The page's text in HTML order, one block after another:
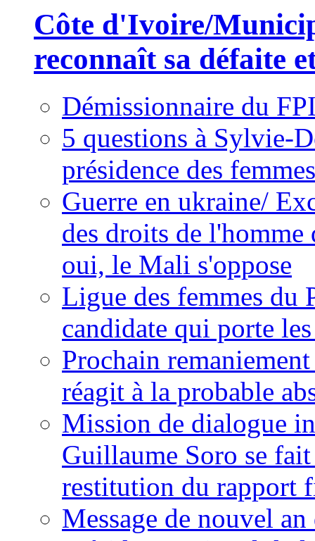
Côte d'Ivoire/
reconnaît sa défaite
Démissionnaire du
5 questions à Sylvie-
présidence des
Guerre en ukraine/
des droits de
oui, le Mali s'oppose
Ligue des femmes du
candidate qui porte
Prochain
réagit à la probable
Mission de dialogue
Guillaume Soro se
restitution du rapport
Message de nouvel